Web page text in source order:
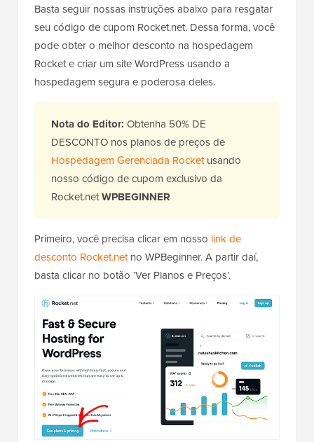
Basta seguir nossas instruções abaixo para resgatar
seu código de cupom Rocket.net. Dessa forma, você
pode obter o melhor desconto na hospedagem
Rocket e criar um site WordPress usando a
hospedagem segura e poderosa deles.
Nota do Editor: Obtenha 50% DE
DESCONTO nos planos de preços de
Hospedagem Gerenciada Rocketusando
nosso código de cupom exclusivo da
Rocket.netWPBEGINNER
Primeiro, você precisa clicar em nosso link de
desconto Rocket.netno WPBeginner. A partir daí,
basta clicar no botão ‘Ver Planos e Preços’.